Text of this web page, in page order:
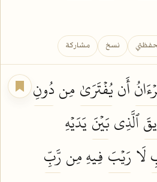
نسخ مشاركة
أَنيُفۡتَرَىٰ مِندُونِ
ٱلَّذِيبَيۡنَ يَدَيۡهِ
لَا رَيۡبَ فِيهِ مِن رَّبِّ